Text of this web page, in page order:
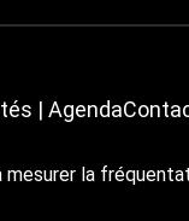
| Agenda
la